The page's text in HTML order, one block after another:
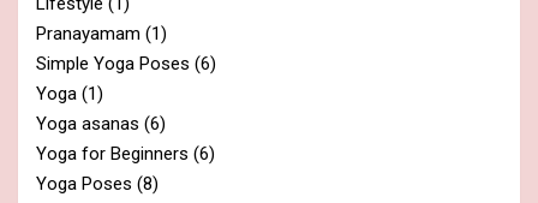
Pranayamam (1)
Simple Yoga Poses (6)
Yoga (1)
Yoga asanas (6)
Yoga for Beginners (6)
Yoga Poses (8)